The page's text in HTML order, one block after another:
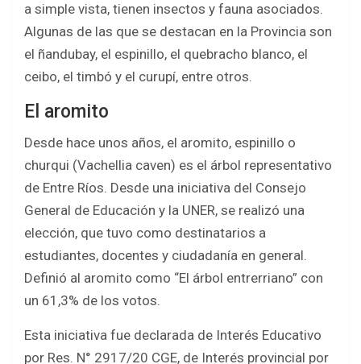
a simple vista, tienen insectos y fauna asociados.
Algunas de las que se destacan en la Provincia son
el ñandubay, el espinillo, el quebracho blanco, el
ceibo, el timbó y el curupí, entre otros.
El aromito
Desde hace unos años, el aromito, espinillo o
churqui (Vachellia caven) es el árbol representativo
de Entre Ríos. Desde una iniciativa del Consejo
General de Educación y la UNER, se realizó una
elección, que tuvo como destinatarios a
estudiantes, docentes y ciudadanía en general.
Definió al aromito como “El árbol entrerriano” con
un 61,3% de los votos.
Esta iniciativa fue declarada de Interés Educativo
por Res. N° 2917/20 CGE, de Interés provincial por